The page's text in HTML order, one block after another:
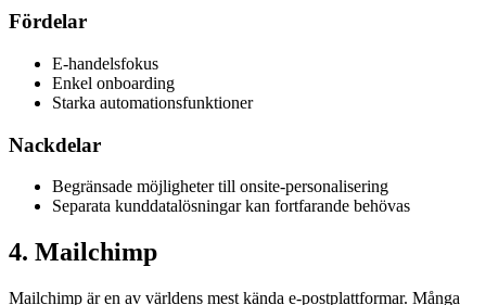
Fördelar
E-handelsfokus
Enkel onboarding
Starka automationsfunktioner
Nackdelar
Begränsade möjligheter till onsite-personalisering
Separata kunddatalösningar kan fortfarande behövas
4. Mailchimp
Mailchimp är en av världens mest kända e-postplattformar. Många